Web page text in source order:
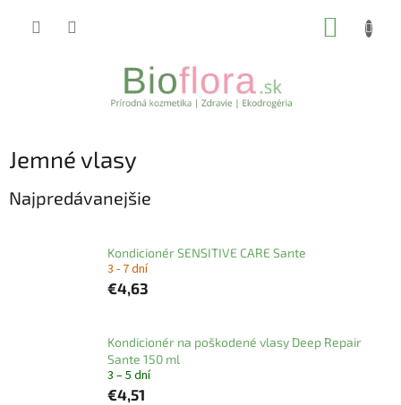
Jemné vlasy
Najpredávanejšie
Kondicionér SENSITIVE CARE Sante
3 - 7 dní
€4,63
Kondicionér na poškodené vlasy Deep Repair
Sante 150 ml
3 – 5 dní
€4,51